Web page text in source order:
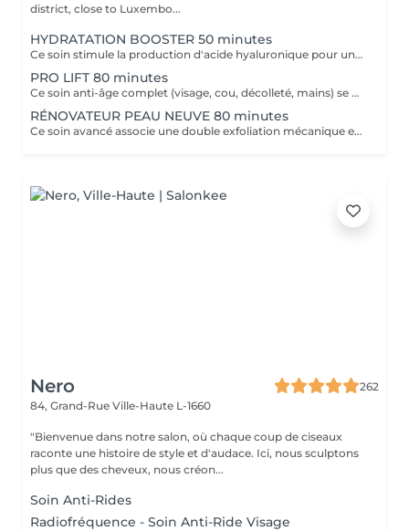
district, close to Luxembo...
HYDRATATION BOOSTER 50 minutes
Ce soin stimule la production d'acide hyaluronique pour une hydratation intense, redonnant à la peau un aspect repulpé et lissé tout en la protégeant des agressions extérieures et du vieillissement cutané.
PRO LIFT 80 minutes
Ce soin anti-âge complet (visage, cou, décolleté, mains) se distingue par sa combinaison unique d'exfoliations, de stimulation cellulaire mécanique et de manoeuvres facialistes exclusives. Il uniformise et illumine le teint, tout en liftant et redessinant les contours du visage. En comblant visiblement les rides et en renforçant la fermeté de la peau, ce soin révèle un épiderme plus lisse, lifté et rajeuni.
RÉNOVATEUR PEAU NEUVE 80 minutes
Ce soin avancé associe une double exfoliation mécanique et chimique du visage et du cou, permettant un nettoyage en profondeur de l'épiderme. Il favorise l'élimination des toxines et stimule le renouvellement cellulaire pour retrouver une peau saine, uniforme et lumineuse.
Nero
262
84, Grand-Rue Ville-Haute L-1660
"Bienvenue dans notre salon, où chaque coup de ciseaux
raconte une histoire de style et d'audace. Ici, nous sculptons
plus que des cheveux, nous créon...
Soin Anti-Rides
Radiofréquence - Soin Anti-Ride Visage